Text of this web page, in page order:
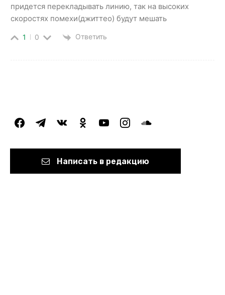
придется перекладывать линию, так на высоких
скоростях помехи(джиттео) будут мешать
1 0 Ответить
facebooktelegramvkontakteodnoklassniki
youtubeinstagramsoundcloud
Написать в редакцию